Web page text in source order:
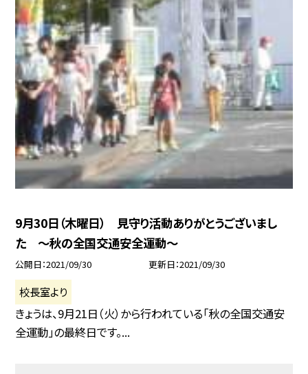
9月30日（木曜日） 見守り活動ありがとうございまし
た 〜秋の全国交通安全運動〜
公開日 2021/09/30 更新日 2021/09/30
校長室より
きょうは、9月21日（火）から行われている「秋の全国交通安
全運動」の最終日です。...